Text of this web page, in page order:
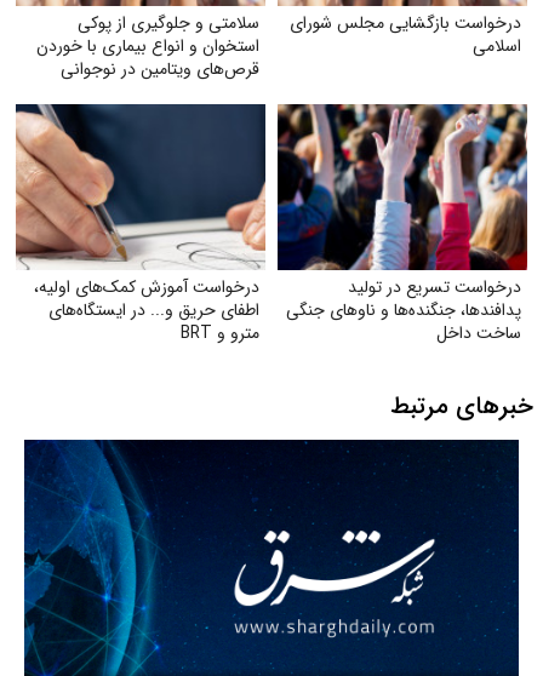
درخواست بازگشایی مجلس شورای
اسلامی
سلامتی و جلوگیری از پوکی
استخوان و انواع بیماری با خوردن
قرص‌های ویتامین در نوجوانی
درخواست تسریع در تولید
پدافندها، جنگنده‌ها و ناوهای جنگی
ساخت داخل
درخواست آموزش کمک‌های اولیه،
اطفای حریق و... در ایستگاه‌های
مترو و BRT
خبرهای مرتبط